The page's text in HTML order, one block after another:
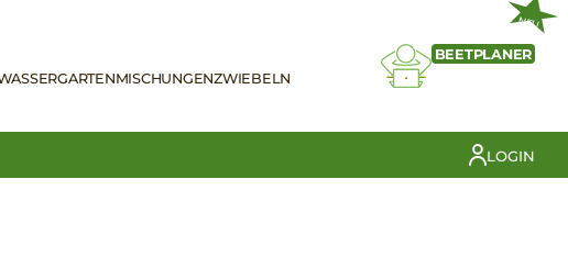
MISCHUNGENZWIEBELN
NEU
BEETPLANER
LOGIN